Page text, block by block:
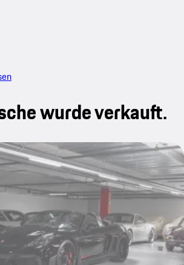
wurde verkauft.